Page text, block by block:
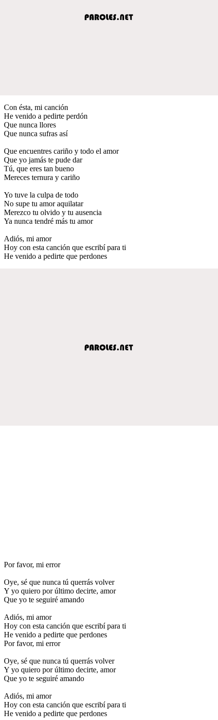
Con ésta, mi canción
He venido a pedirte perdón
Que nunca llores
Que nunca sufras así
Que encuentres cariño y todo el amor
Que yo jamás te pude dar
Tú, que eres tan bueno
Mereces ternura y cariño
Yo tuve la culpa de todo
No supe tu amor aquilatar
Merezco tu olvido y tu ausencia
Ya nunca tendré más tu amor
Adiós, mi amor
Hoy con esta canción que escribí para ti
He venido a pedirte que perdones
Por favor, mi error
Oye, sé que nunca tú querrás volver
Y yo quiero por último decirte, amor
Que yo te seguiré amando
Adiós, mi amor
Hoy con esta canción que escribí para ti
He venido a pedirte que perdones
Por favor, mi error
Oye, sé que nunca tú querrás volver
Y yo quiero por último decirte, amor
Que yo te seguiré amando
Adiós, mi amor
Hoy con esta canción que escribí para ti
He venido a pedirte que perdones